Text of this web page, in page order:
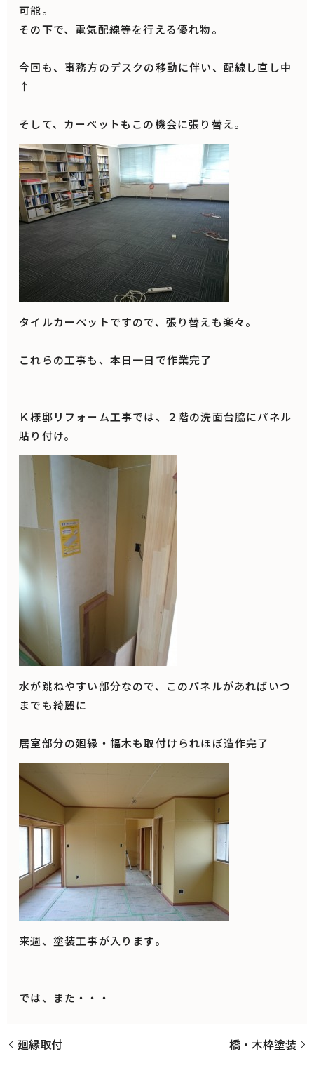
可能。
その下で、電気配線等を行える優れ物。
今回も、事務方のデスクの移動に伴い、配線し直し中
↑
そして、カーペットもこの機会に張り替え。
タイルカーペットですので、張り替えも楽々。
これらの工事も、本日一日で作業完了
Ｋ様邸リフォーム工事では、２階の洗面台脇にパネル
貼り付け。
水が跳ねやすい部分なので、このパネルがあればいつ
までも綺麗に
居室部分の廻縁・幅木も取付けられほぼ造作完了
来週、塗装工事が入ります。
では、また・・・
廻縁取付 橋・木枠塗装